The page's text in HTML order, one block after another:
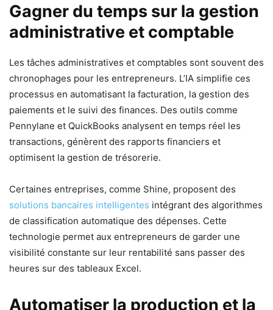
Gagner du temps sur la gestion
administrative et comptable
Les tâches administratives et comptables sont souvent des
chronophages pour les entrepreneurs. L’IA simplifie ces
processus en automatisant la facturation, la gestion des
paiements et le suivi des finances. Des outils comme
Pennylane et QuickBooks analysent en temps réel les
transactions, génèrent des rapports financiers et
optimisent la gestion de trésorerie.
Certaines entreprises, comme Shine, proposent des
solutions bancaires intelligentes intégrant des algorithmes
de classification automatique des dépenses. Cette
technologie permet aux entrepreneurs de garder une
visibilité constante sur leur rentabilité sans passer des
heures sur des tableaux Excel.
Automatiser la production et la